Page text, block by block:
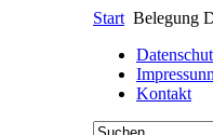
Start Belegung
Kontakt